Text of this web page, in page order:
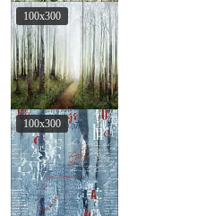
100x300
100x300